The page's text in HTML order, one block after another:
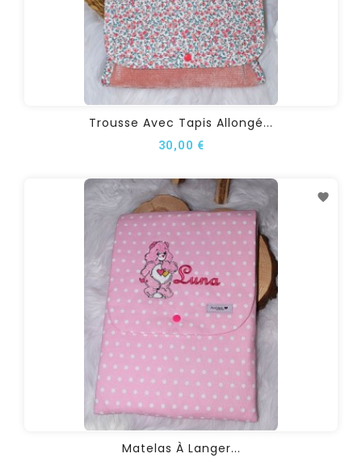
Trousse Avec Tapis Allongé...
30,00 €
Matelas À Langer...